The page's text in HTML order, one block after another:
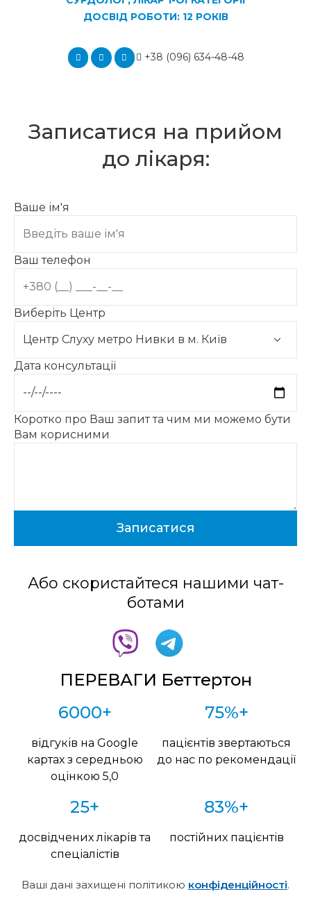
ДОСВІД РОБОТИ: 12 РОКІВ
+38 (096) 634-48-48
Записатися на прийом
до лікаря:
Ваше ім'я
Ваш телефон
Виберіть Центр
Дата консультації
Коротко про Ваш запит та чим ми можемо бути
Вам корисними
Або скористайтеся нашими чат-
ботами
ПЕРЕВАГИ Беттертон
6000+
відгуків на Google
картах з середньою
оцінкою 5,0
75%+
пацієнтів звертаються
до нас по рекомендації
25+
досвідчених лікарів та
спеціалістів
83%+
постійних пацієнтів
Ваші дані захищені політикою конфіденційності.